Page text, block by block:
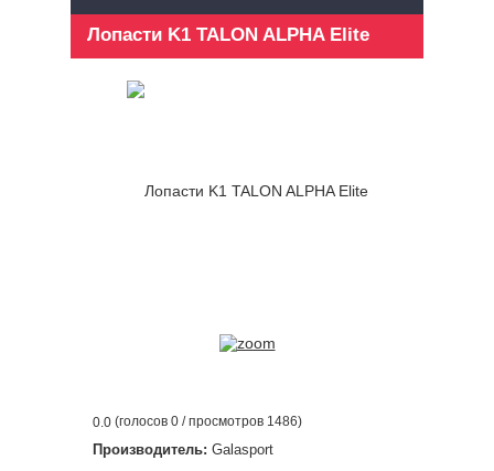
Лопасти K1 TALON ALPHA Elite
0.0 (голосов 0 / просмотров 1486)
Производитель: Galasport